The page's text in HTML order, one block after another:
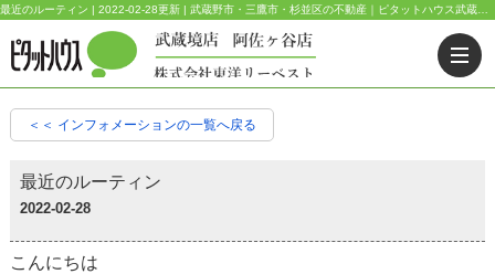
＜＜ インフォメーションの一覧へ戻る
最近のルーティン
2022-02-28
こんにちは